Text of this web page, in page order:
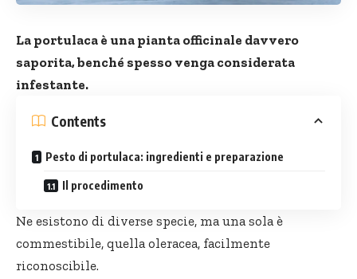
La portulaca è una pianta officinale davvero
saporita, benché spesso venga considerata
infestante.
Contents
Pesto di portulaca: ingredienti e preparazione
Il procedimento
Ne esistono di diverse specie, ma una sola è
commestibile, quella oleracea, facilmente
riconoscibile.